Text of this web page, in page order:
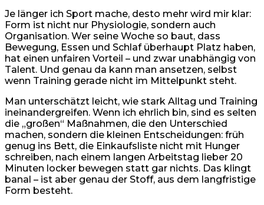
Je länger ich Sport mache, desto mehr wird mir klar:
Form ist nicht nur Physiologie, sondern auch
Organisation. Wer seine Woche so baut, dass
Bewegung, Essen und Schlaf überhaupt Platz haben,
hat einen unfairen Vorteil – und zwar unabhängig von
Talent. Und genau da kann man ansetzen, selbst
wenn Training gerade nicht im Mittelpunkt steht.
Man unterschätzt leicht, wie stark Alltag und Training
ineinandergreifen. Wenn ich ehrlich bin, sind es selten
die „großen“ Maßnahmen, die den Unterschied
machen, sondern die kleinen Entscheidungen: früh
genug ins Bett, die Einkaufsliste nicht mit Hunger
schreiben, nach einem langen Arbeitstag lieber 20
Minuten locker bewegen statt gar nichts. Das klingt
banal – ist aber genau der Stoff, aus dem langfristige
Form besteht.